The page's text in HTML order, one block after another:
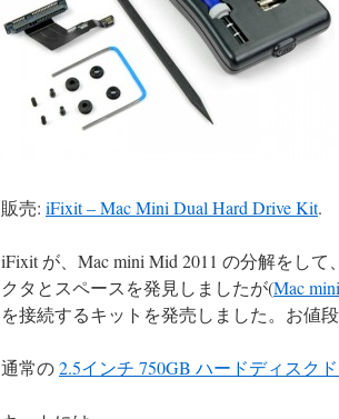
販売: iFixit – Mac Mini Dual Hard Drive Kit.
iFixit が、Mac mini Mid 2011 の分解をし
クタとスペースを発見しましたが(Mac
を接続するキットを発売しました。お値段
通常の2.5インチ 750GB ハードディスク